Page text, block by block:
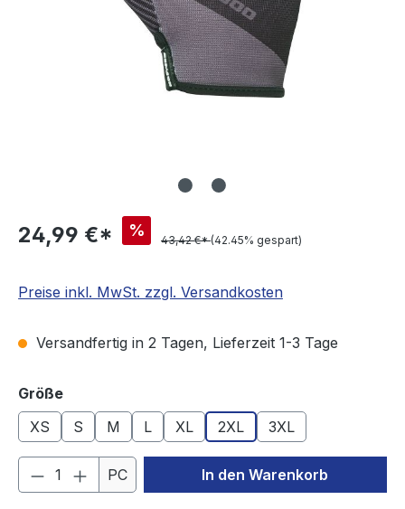
24,99 €* %
43,42 €*(42.45% gespart)
Preise inkl. MwSt. zzgl. Versandkosten
Versandfertig in 2 Tagen, Lieferzeit 1-3 Tage
Größeauswählen
XS
S M L XL 2XL 3XL
Produkt Anzahl: Gib den
PC In den Warenkorb